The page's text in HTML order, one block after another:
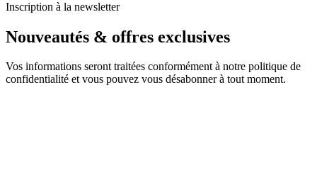
Inscription à la newsletter
Nouveautés & offres exclusives
Vos informations seront traitées conformément à notre politique de
confidentialité et vous pouvez vous désabonner à tout moment.